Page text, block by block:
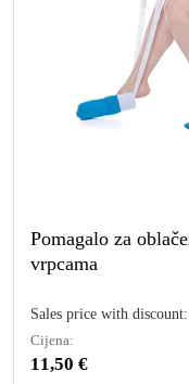
Pomagalo za
vrpcama
Sales price with discount:
Cijena:
11,50 €